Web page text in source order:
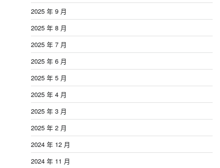
2025 年 9 月
2025 年 8 月
2025 年 7 月
2025 年 6 月
2025 年 5 月
2025 年 4 月
2025 年 3 月
2025 年 2 月
2024 年 12 月
2024 年 11 月